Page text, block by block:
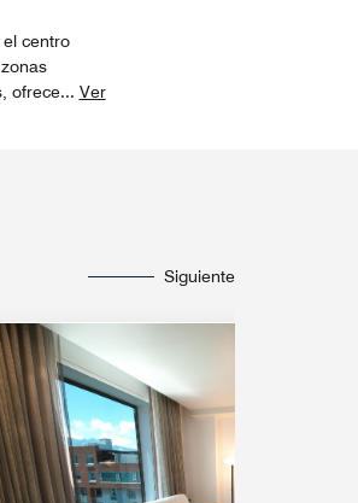
centro
ofrece... Ver
Siguiente